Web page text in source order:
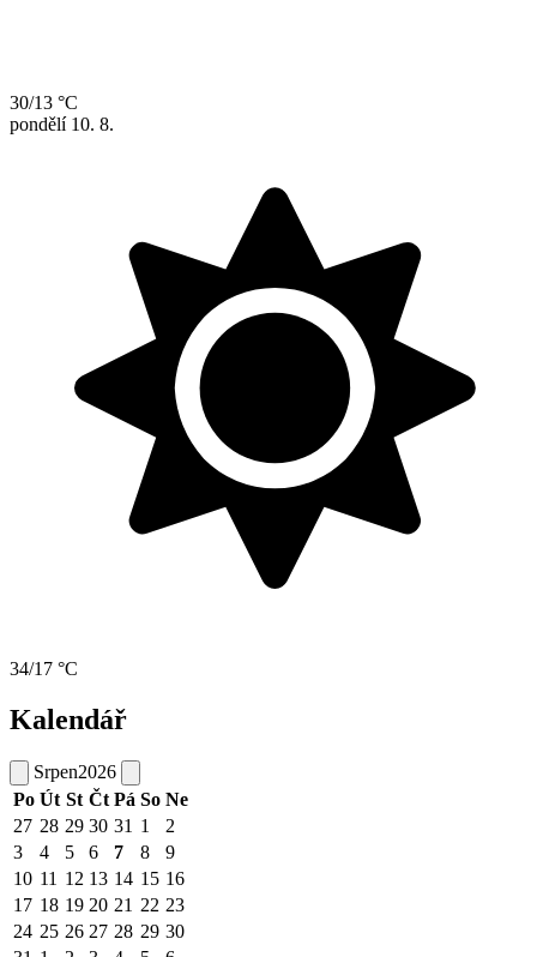
30/13 °C
pondělí 10. 8.
34/17 °C
Kalendář
Srpen2026
Po Út St Čt Pá So Ne
27 28 29 30 31 1
2
3
4 5 6 7 8
9
10 11 12 13 14 15 16
17 18 19 20 21 22 23
24 25 26 27 28 29 30